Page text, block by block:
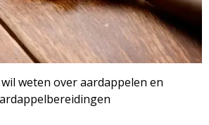
weten over aardappelen en